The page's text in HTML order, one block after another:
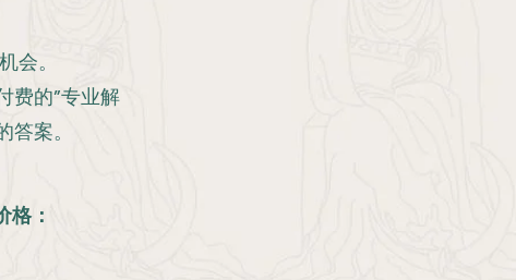
会。
费的”专业解
答案。
格：